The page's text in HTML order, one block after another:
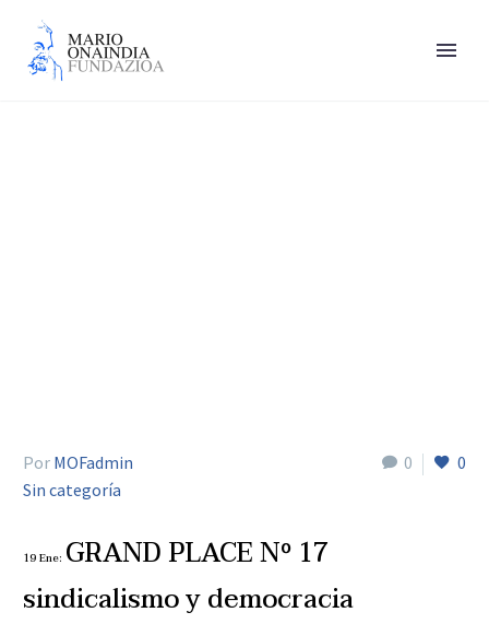
0 0
Por MOFadmin
Sin categoría
19 Ene: GRAND PLACE Nº 17
sindicalismo y democracia